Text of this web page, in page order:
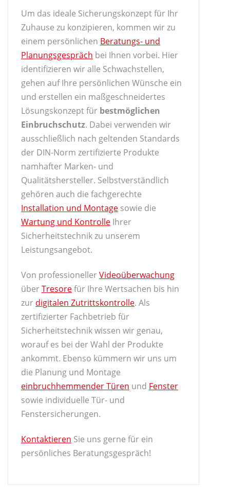
Um das ideale Sicherungskonzept für Ihr
Zuhause zu konzipieren, kommen wir zu
einem persönlichen Beratungs- und
Planungsgespräch bei Ihnen vorbei. Hier
identifizieren wir alle Schwachstellen,
gehen auf Ihre persönlichen Wünsche ein
und erstellen ein maßgeschneidertes
Lösungskonzept für bestmöglichen
Einbruchschutz. Dabei verwenden wir
ausschließlich nach geltenden Standards
der DIN-Norm zertifizierte Produkte
namhafter Marken- und
Qualitätshersteller. Selbstverständlich
gehören auch die fachgerechte
Installation und Montage sowie die
Wartung und Kontrolle Ihrer
Sicherheitstechnik zu unserem
Leistungsangebot.
Von professionellerVideoüberwachung
überTresorefür Ihre Wertsachen bis hin
zur digitalen Zutrittskontrolle. Als
zertifizierter Fachbetrieb für
Sicherheitstechnik wissen wir genau,
worauf es bei der Wahl der Produkte
ankommt. Ebenso kümmern wir uns um
die Planung und Montage
einbruchhemmender Türen und Fenster
sowie individuelle Tür- und
Fenstersicherungen.
Kontaktieren Sie uns gerne für ein
persönliches Beratungsgespräch!